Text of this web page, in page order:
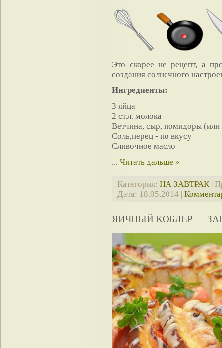
Это скорее не рецепт, а
создания солнечного
Ингредиенты:
3 яйца
2 ст.л. молока
Ветчина, сыр, помидоры
Соль,перец - по вкусу
Сливочное масло
... Читать дальше »
Категория: НА ЗАВТРАК|
Дата: 18.05.2014 |
ЯИЧНЫЙ КОБЛЕР —